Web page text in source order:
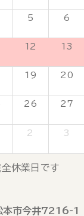
5 6
12 13
19 20
26 27
2 3
休業日です
市今井7216-1